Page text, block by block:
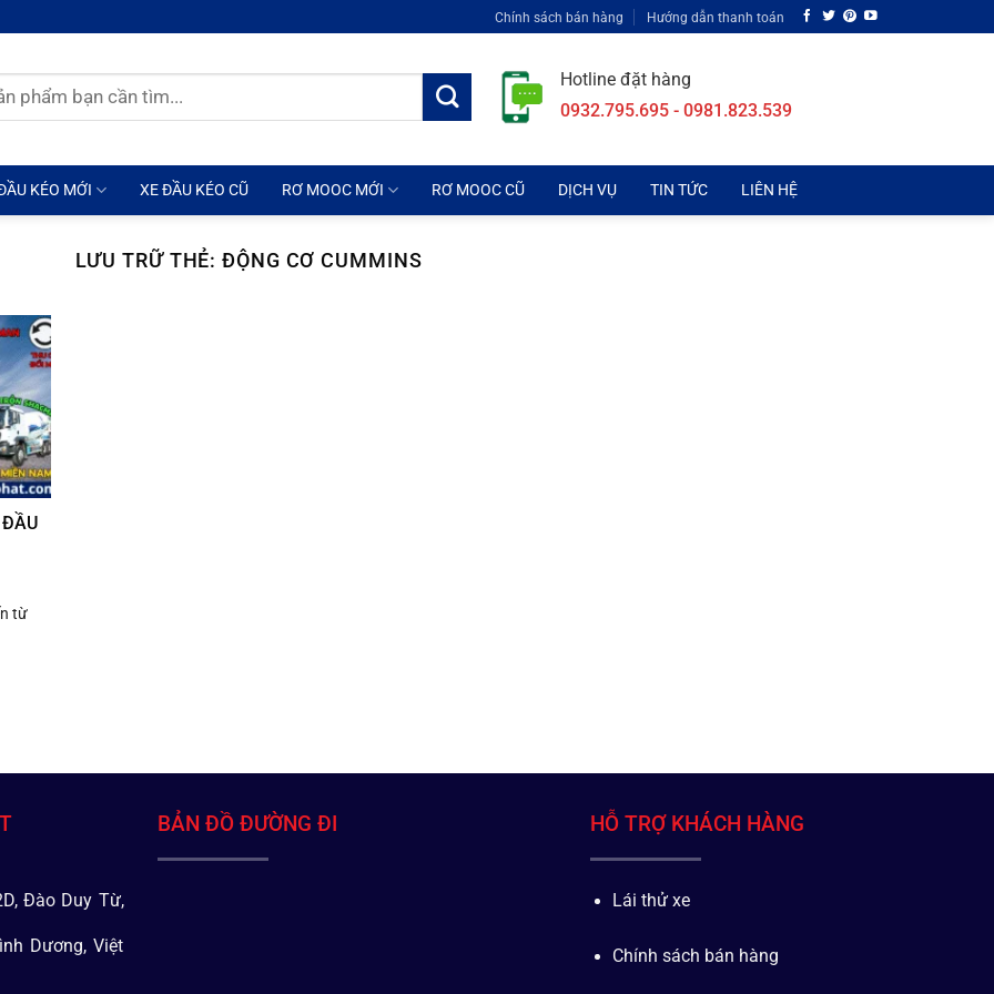
Chính sách bán hàng Hướng dẫn thanh toán
Hotline đặt hàng
0932.795.695 - 0981.823.539
KÉO MỚI XE ĐẦU KÉO CŨ RƠ MOOC MỚI RƠ MOOC CŨ DỊCH VỤ TIN TỨC LIÊN HỆ
LƯU TRỮ THẺ:ĐỘNG CƠ CUMMINS
ĐẦU
từ
Đào Duy Từ,
Dương, Việt
BẢN ĐỒ ĐƯỜNG ĐI HỖ TRỢ KHÁCH HÀNG
Lái thử xe
Chính sách bán hàng